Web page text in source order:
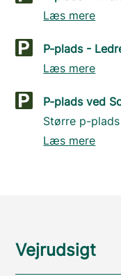
Læs mere
P-plads -
Læs mere
P-plads ved
Større p-
Læs mere
Vejrudsigt